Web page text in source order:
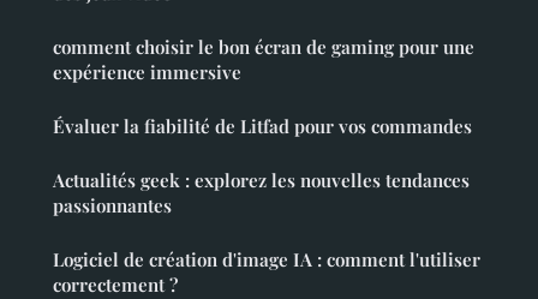
comment choisir le bon écran de gaming pour une
expérience immersive
Évaluer la fiabilité de Litfad pour vos commandes
Actualités geek : explorez les nouvelles tendances
passionnantes
Logiciel de création d'image IA : comment l'utiliser
correctement ?